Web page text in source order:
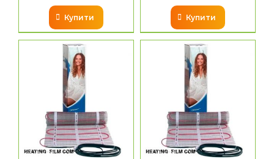
Купити Купити